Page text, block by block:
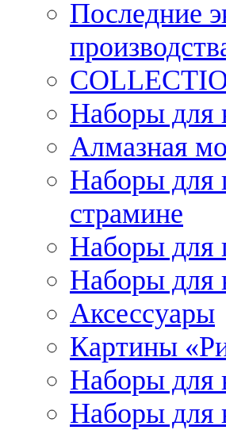
Последние
Наборы для
Алмазная
Наборы для
страмине
Наборы для
Наборы для
Аксессуары
Картины
Наборы для
Наборы для